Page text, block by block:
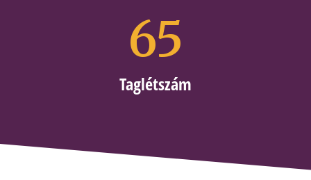
65
Taglétszám